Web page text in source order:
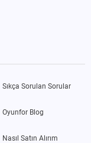
Sıkça Sorulan Sorular
Oyunfor Blog
Nasıl Satın Alırım